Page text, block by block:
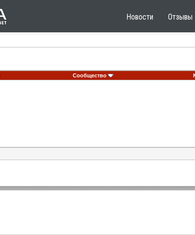
Новости Отзывы
Сообщество